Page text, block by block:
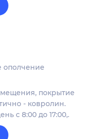
ополчение
покрытие
- ковролин.
с 8:00 до 17:00,.